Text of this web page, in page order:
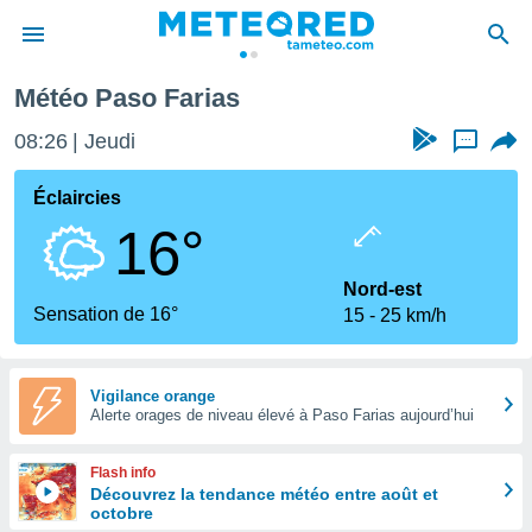
de
Météo Paso Farias
08:26 Jeudi ...
Éclaircies
16°
Sensation de 16°
Nord-est
15
25 km/h
Vigilance orange
Alerte orages de niveau élevé à Paso Farias aujourd’hui
Flash info
Découvrez la tendance météo entre août et
octobre